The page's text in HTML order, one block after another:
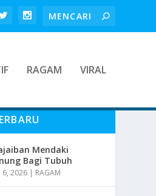
RAGAM VIRAL
Mendaki
Bagi Tubuh
6, 2026 | RAGAM